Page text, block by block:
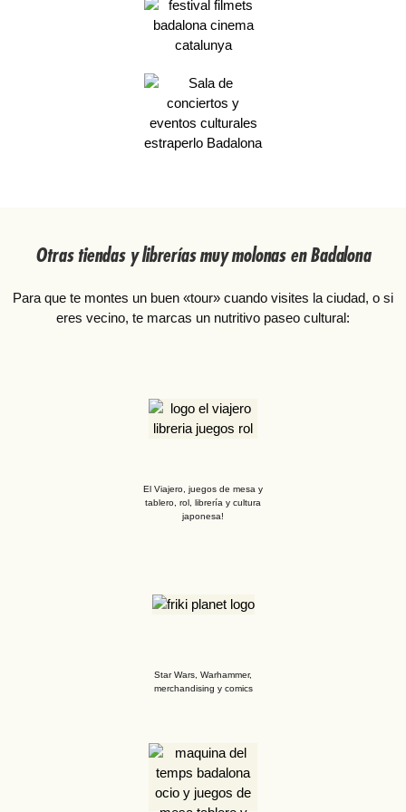
Otras tiendas y librerías muy molonas en Badalona
Para que te montes un buen «tour» cuando visites la ciudad, o si
eres vecino, te marcas un nutritivo paseo cultural:
El Viajero, juegos de mesa y
tablero, rol, librería y cultura
japonesa!
Star Wars, Warhammer,
merchandising y comics